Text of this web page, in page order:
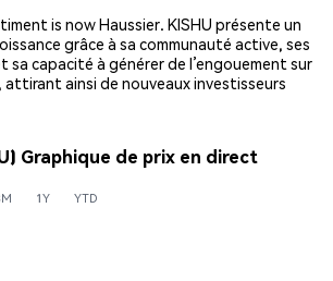
is now Haussier. KISHU présente un
grâce à sa communauté active, ses
capacité à générer de l’engouement sur
attirant ainsi de nouveaux investisseurs
Graphique de prix en direct
1Y YTD